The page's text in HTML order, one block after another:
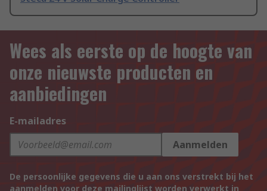
Wees als eerste op de hoogte van
onze nieuwste producten en
aanbiedingen
E-mailadres
Aanmelden
De persoonlijke gegevens die u aan ons verstrekt bij het
aanmelden voor deze mailinglijst worden verwerkt in